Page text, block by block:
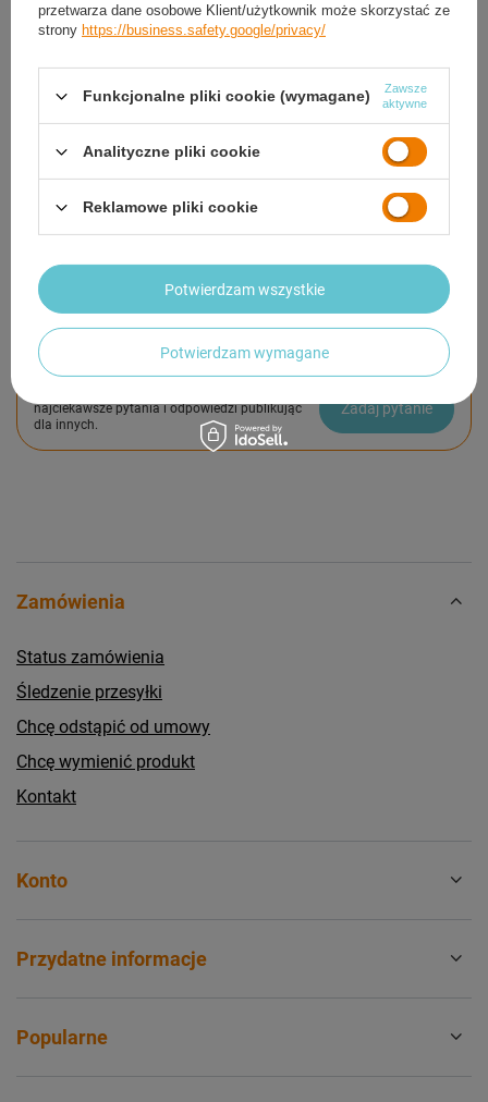
Sprawdź, w którym sklepie obejrzysz i kupisz od ręki
OPIS
SZCZEGÓŁOWE DANE
OPINIE
Potrzebujesz pomocy? Masz pytania?
najciekawsze pytania i odpowiedzi publikując
dla innych.
Zadaj pytanie
Zamówienia
Status zamówienia
Śledzenie przesyłki
Chcę odstąpić od umowy
Chcę wymienić produkt
Kontakt
Konto
Przydatne informacje
Popularne
przetwarza dane osobowe Klient/użytkownik może skorzystać ze
strony https://business.safety.google/privacy/
Funkcjonalne pliki cookie (wymagane)
Zawsze
aktywne
Analityczne pliki cookie
Reklamowe pliki cookie
Potwierdzam wymagane
Potwierdzam wszystkie